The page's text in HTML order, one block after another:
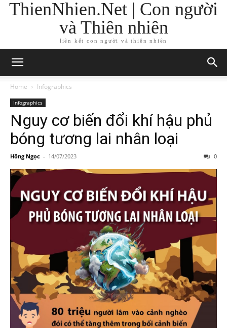
ThienNhien.Net | Con người
và Thiên nhiên
liên kết con người và thiên nhiên
Home Infographics
Infographics
Nguy cơ biến đổi khí hậu phủ
bóng tương lai nhân loại
Hồng Ngọc - 14/07/2023 0